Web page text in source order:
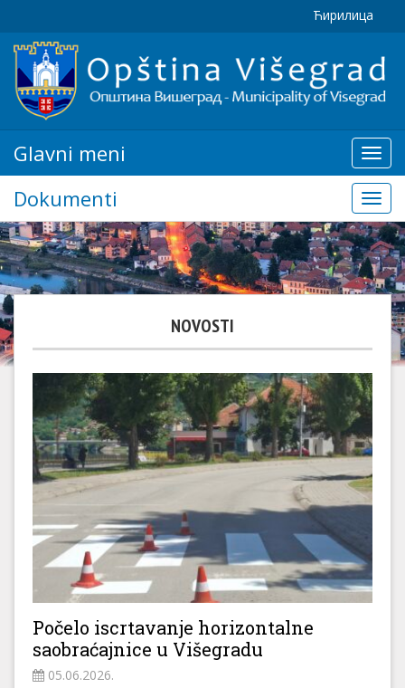
Ћирилица
Glavni
meni
Glavni meni
Dokumenti
NOVOSTI
Počelo iscrtavanje horizontalne
saobraćajnice u Višegradu
05.06.2026.